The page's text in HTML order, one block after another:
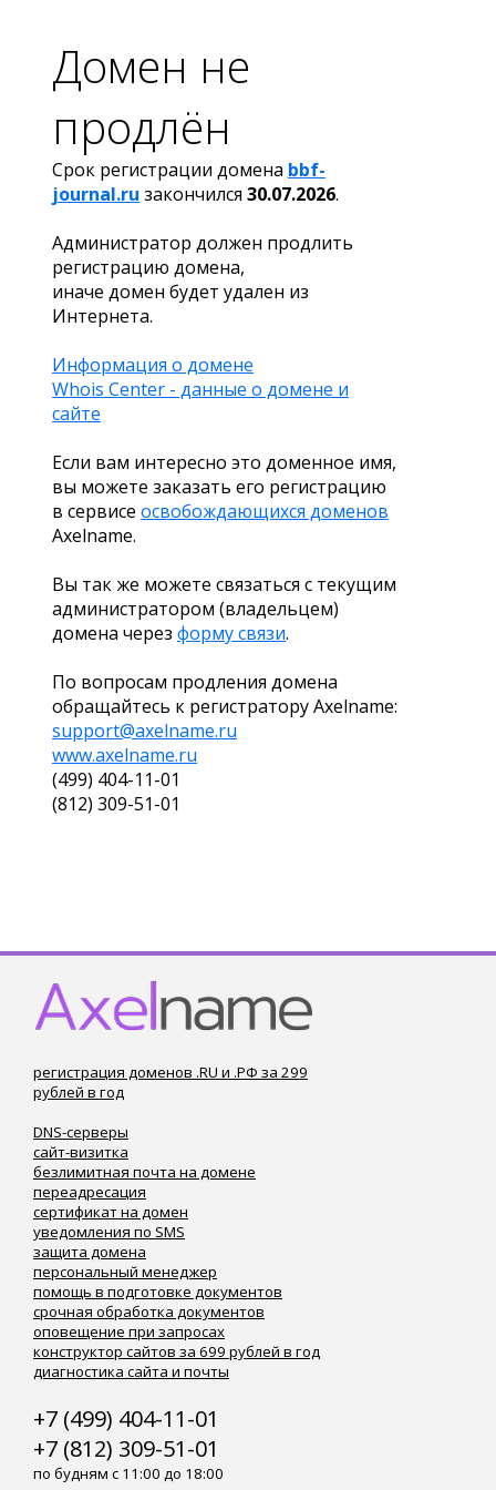
Домен не
продлён
Срок регистрации домена bbf-
journal.ru закончился 30.07.2026.
Администратор должен продлить
регистрацию домена,
иначе домен будет удален из
Интернета.
Информация о домене
Whois Center - данные о домене и
сайте
Если вам интересно это доменное имя,
вы можете заказать его регистрацию
в сервисе освобождающихся доменов
Axelname.
Вы так же можете связаться с текущим
администратором (владельцем)
домена через форму связи.
По вопросам продления домена
обращайтесь к регистратору Axelname:
support@axelname.ru
www.axelname.ru
(499) 404-11-01
(812) 309-51-01
регистрация доменов .RU и .РФ за 299
рублей в год
DNS-серверы
сайт-визитка
безлимитная почта на домене
переадресация
сертификат на домен
уведомления по SMS
защита домена
персональный менеджер
помощь в подготовке документов
срочная обработка документов
оповещение при запросах
конструктор сайтов за 699 рублей в год
диагностика сайта и почты
+7 (499) 404-11-01
+7 (812) 309-51-01
по будням с 11:00 до 18:00